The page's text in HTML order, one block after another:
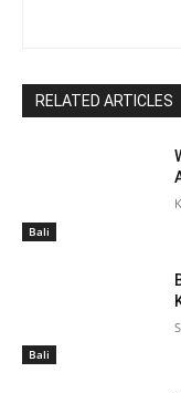
RELATED ARTICLES
Bali
Bali